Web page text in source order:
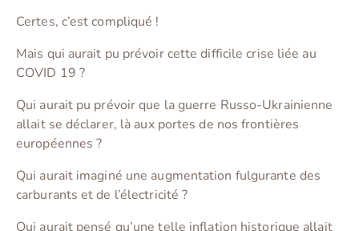
Certes, c’est compliqué !
Mais qui aurait pu prévoir cette difficile crise liée au
COVID 19 ?
Qui aurait pu prévoir que la guerre Russo-Ukrainienne
allait se déclarer, là aux portes de nos frontières
européennes ?
Qui aurait imaginé une augmentation fulgurante des
carburants et de l’électricité ?
Qui aurait pensé qu’une telle inflation historique allait